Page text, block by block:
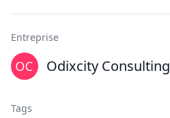
Entreprise
Odixcity Consulting
Tags